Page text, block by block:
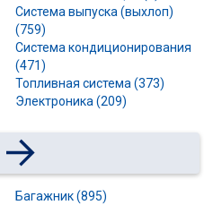
Система выпуска (выхлоп)
(759)
Система кондиционирования
(471)
Топливная система (373)
Электроника (209)
Багажник (895)